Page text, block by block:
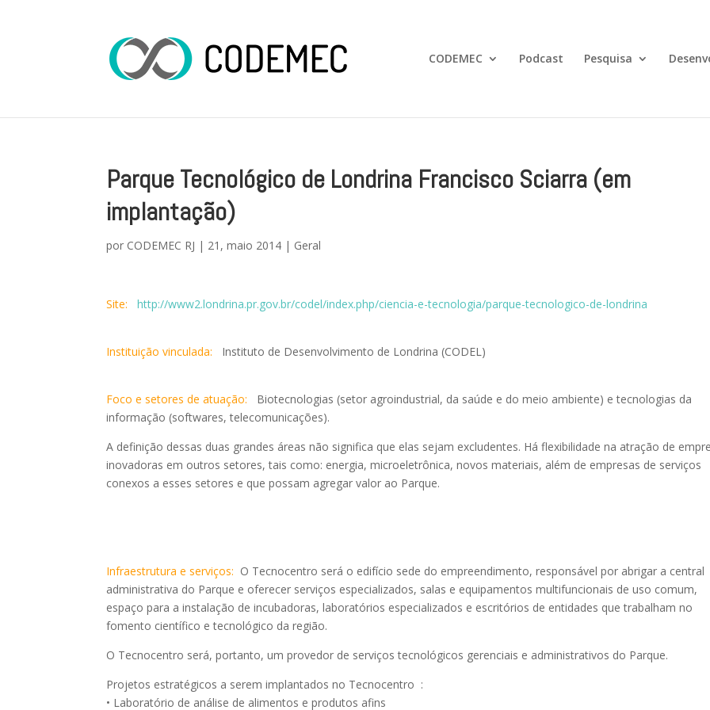
CODEMEC Podcast Pesquisa
Parque Tecnológico de Londrina Francisco Sciarra (em
implantação)
por CODEMEC RJ | 21, maio 2014 | Geral
Site: http://www2.londrina.pr.gov.br/codel/index.php/ciencia-e-tecnologia/parque-tecnologico-de-londrina
Instituição vinculada: Instituto de Desenvolvimento de Londrina (CODEL)
Foco e setores de atuação:
Biotecnologias (setor agroindustrial, da saúde e do meio ambiente) e tecnologias da
informação (softwares, telecomunicações).
A definição dessas duas grandes áreas não significa que elas sejam excludentes. Há flexibilidade na atração de
inovadoras em outros setores, tais como: energia, microeletrônica, novos materiais, além de empresas de serviços
conexos a esses setores e que possam agregar valor ao Parque.
Infraestrutura e serviços: O Tecnocentro será o edifício sede do empreendimento, responsável por abrigar a central
administrativa do Parque e oferecer serviços especializados, salas e equipamentos multifuncionais de uso comum,
espaço para a instalação de incubadoras, laboratórios especializados e escritórios de entidades que trabalham no
fomento científico e tecnológico da região.
O Tecnocentro será, portanto, um provedor de serviços tecnológicos gerenciais e administrativos do Parque.
Projetos estratégicos a serem implantados no Tecnocentro :
• Laboratório de análise de alimentos e produtos afins